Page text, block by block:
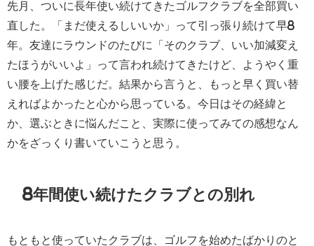
先月、ついに長年使い続けてきたゴルフクラブを全部買い
直した。「まだ使えるしいいか」って引っ張り続けて早8
年。友達にラウンドのたびに「そのクラブ、いい加減変え
たほうがいいよ」って言われ続けてきたけど、ようやく重
い腰を上げた感じだ。結果から言うと、もっと早く買い替
えればよかったと心から思っている。今日はその経緯と
か、選ぶときに悩んだこと、実際に使ってみての感想なん
かをざっくり書いていこうと思う。
8年間使い続けたクラブとの別れ
もともと使っていたクラブは、ゴルフを始めたばかりのと